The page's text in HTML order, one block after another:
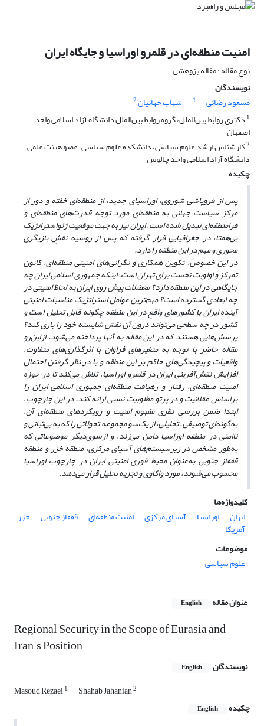
امنیت منطقه‌ای در قلمرو اوراسیا و جایگاه ایران
نوع مقاله : مقاله پژوهشی
نویسندگان
مسعود رضائی
1 شهاب جهانیان2
1 دکتری روابط بین‌الملل، گروه روابط بین‌الملل دانشگاه آزاد اسلامی واحد
اصفهان
2کارشناس ارشد علوم سیاسی، دانشکده علوم سیاسی، عضو هیئت علمی
دانشگاه آزاد اسلامی واحد چالوس
چکیده
پس از فروپاشی شوروی، اوراسیای جدید، از منطقه‌ای خفته و دور از
مرکزسیاست جهانیبه منطقه‌ای مورد توجه قدرت‌های منطقه‌ای و
فرامنطقه‌ای تبدیل شده است. ایران نیز به جهت موقعیت ژئواستراتژیکِ
بی‌همتا، در جغرافیایی قرار گرفته کهپس از روسیهنقشِ بازیگری
محوری و مهم در این منطقه را دارد.
در این خصوص، تکوین همکاری و نگرانی‌های امنیتی منطقه‌ای، کانون
تمرکز و اولویت نخست برای تهران است. اینکه جمهوری اسلامی ایران چه
جایگاهی در این منطقه دارد؟ معضلات پیشِ روی ایران به لحاظ امنیتی در
چه ابعادی گسترده است؟ مهم‌ترین عوامل استراتژیک مناسبات امنیتی
آینده ایران با کشورهای واقع در این منطقه چگونه قابل تحلیل است و
کشور در چه سطحی می‌تواند درون آن نقش شایسته خود را بازی کند؟
پرسش‌هایی هستند که در این مقاله به آنها پرداخته می‌شود. از‌این‌رو
مقاله حاضر با توجه به متغیرهای فراوان با اثرگذاری‌های متفاوت،
واقعیات و پیچیدگی‌های حاکم بر این منطقه و با در نظر گرفتن احتمال
افزایش نقش‌آفرینی ایران در قلمرو اوراسیا، تلاش می‌کند تا در حوزه
امنیت منطقه‌ای، رفتار و رهیافت منطقه‌ای جمهوری اسلامی ایران را
براساس عقلانیت و در پرتو مطلوبیت نسبی ارائه کند. در این چارچوب،
ابتدا ضمن بررسی نظری مفهوم امنیت و رویکردهای منطقه‌ای آن،
به‌گونه‌ای توصیفی ـ تحلیلی، از یک‌سو مجموعه تحولاتی را که به بی‌ثباتی و
ناامنی در منطقه اوراسیا دامن می‌زند، و از‌سوی‌دیگر موضوعاتی که
به‌طور مشخص در زیرسیستم‌های آسیای مرکزی، منطقه خزر و منطقه
قفقاز جنوبی به‌عنوان محیط فوری امنیتی ایران در چارچوب اوراسیا
محسوب می‌شوند، مورد واکاوی و تجزیه تحلیل قرار می‌دهد.
کلیدواژه‌ها
ایران
اوراسیا آسیای مرکزی امنیت منطقه‌ای قفقاز جنوبی خزر
آمریکا
موضوعات
علوم سیاسی
عنوان مقاله English
Regional Security in the Scope of Eurasia and
Iran's Position
نویسندگان English
Masoud Rezaei1 Shahab Jahanian2
چکیده English